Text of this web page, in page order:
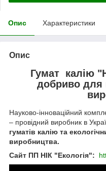
Опис Характеристики
Опис
Гумат калію
добриво для
Науково-інноваційний
– провідний виробник в
гуматів калію та
виробництва.
Сайт ПП НІК "Екологія":